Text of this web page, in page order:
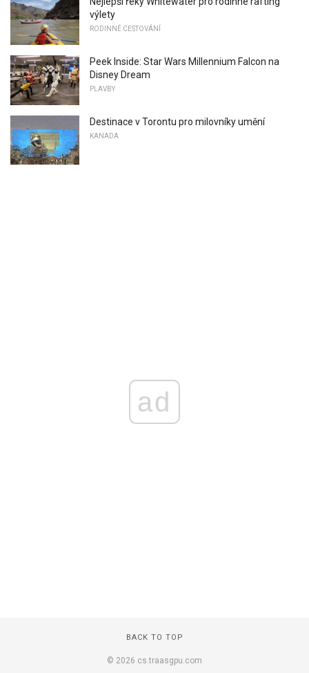
výlety
RODINNÉ CESTOVÁNÍ
Peek Inside: Star Wars Millennium Falcon na
Disney Dream
PLAVBY
Destinace v Torontu pro milovníky umění
KANADA
ad
BACK TO TOP
© 2026 cs.traasgpu.com